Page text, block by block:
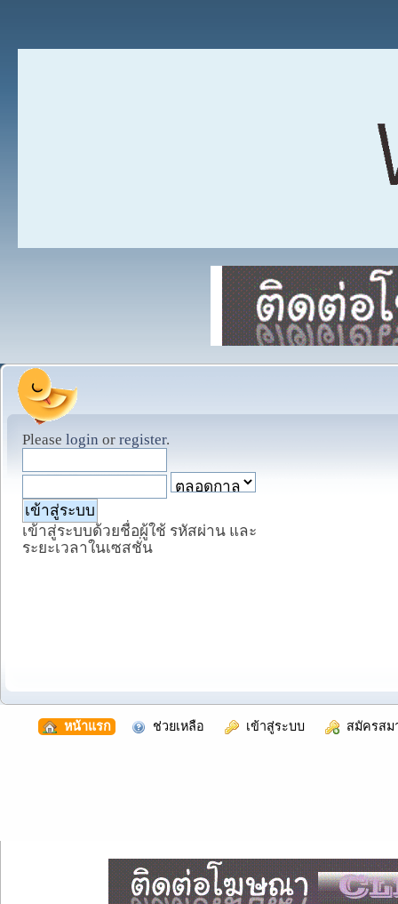
Please login or register.
เข้าสู่ระบบด้วยชื่อผู้ใช้ รหัสผ่าน และ
ระยะเวลาในเซสชั่น
หน้าแรก ช่วยเหลือ เข้าสู่ระบบ สมัครสม